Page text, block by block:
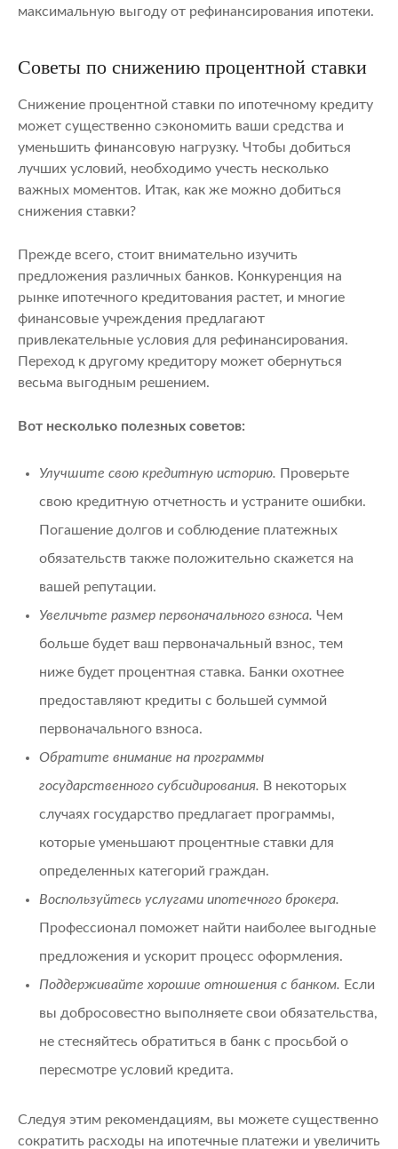
максимальную выгоду от рефинансирования ипотеки.
Советы по снижению процентной ставки
Снижение процентной ставки по ипотечному кредиту
может существенно сэкономить ваши средства и
уменьшить финансовую нагрузку. Чтобы добиться
лучших условий, необходимо учесть несколько
важных моментов. Итак, как же можно добиться
снижения ставки?
Прежде всего, стоит внимательно изучить
предложения различных банков. Конкуренция на
рынке ипотечного кредитования растет, и многие
финансовые учреждения предлагают
привлекательные условия для рефинансирования.
Переход к другому кредитору может обернуться
весьма выгодным решением.
Вот несколько полезных советов:
Улучшите свою кредитную историю. Проверьте
свою кредитную отчетность и устраните ошибки.
Погашение долгов и соблюдение платежных
обязательств также положительно скажется на
вашей репутации.
Увеличьте размер первоначального взноса. Чем
больше будет ваш первоначальный взнос, тем
ниже будет процентная ставка. Банки охотнее
предоставляют кредиты с большей суммой
первоначального взноса.
Обратите внимание на программы
государственного субсидирования. В некоторых
случаях государство предлагает программы,
которые уменьшают процентные ставки для
определенных категорий граждан.
Воспользуйтесь услугами ипотечного брокера.
Профессионал поможет найти наиболее выгодные
предложения и ускорит процесс оформления.
Поддерживайте хорошие отношения с банком. Если
вы добросовестно выполняете свои обязательства,
не стесняйтесь обратиться в банк с просьбой о
пересмотре условий кредита.
Следуя этим рекомендациям, вы можете существенно
сократить расходы на ипотечные платежи и увеличить